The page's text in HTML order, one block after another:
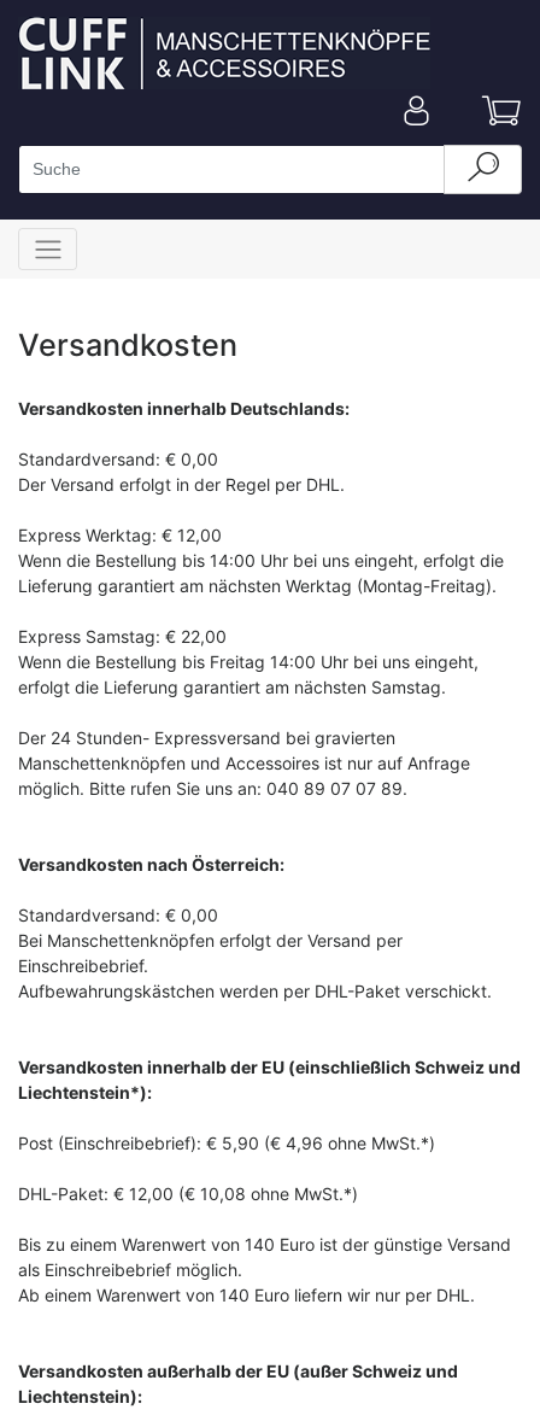
Versandkosten
Versandkosten innerhalb Deutschlands:
Standardversand: € 0,00
Der Versand erfolgt in der Regel per DHL.
Express Werktag: € 12,00
Wenn die Bestellung bis 14:00 Uhr bei uns eingeht, erfolgt die
Lieferung garantiert am nächsten Werktag (Montag-Freitag).
Express Samstag: € 22,00
Wenn die Bestellung bis Freitag 14:00 Uhr bei uns eingeht,
erfolgt die Lieferung garantiert am nächsten Samstag.
Der 24 Stunden- Expressversand bei gravierten
Manschettenknöpfen und Accessoires ist nur auf Anfrage
möglich. Bitte rufen Sie uns an: 040 89 07 07 89.
Versandkosten nach Österreich:
Standardversand: € 0,00
Bei Manschettenknöpfen erfolgt der Versand per
Einschreibebrief.
Aufbewahrungskästchen werden per DHL-Paket verschickt.
Versandkosten innerhalb der EU (einschließlich Schweiz und
Liechtenstein*):
Post (Einschreibebrief): € 5,90 (€ 4,96 ohne MwSt.*)
DHL-Paket: € 12,00 (€ 10,08 ohne MwSt.*)
Bis zu einem Warenwert von 140 Euro ist der günstige Versand
als Einschreibebrief möglich.
Ab einem Warenwert von 140 Euro liefern wir nur per DHL.
Versandkosten außerhalb der EU (außer Schweiz und
Liechtenstein):